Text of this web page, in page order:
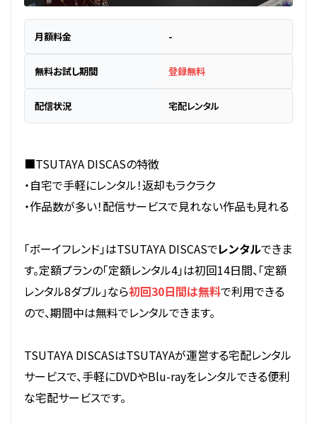
月額料金 -
無料お試し期間 登録無料
配信状況 宅配レンタル
■TSUTAYA DISCASの特徴
・自宅で手軽にレンタル！返却もラクラク
・作品数が多い！配信サービスで見れない作品も見れる
「ボーイフレンド」はTSUTAYA DISCASでレンタルできま
す。定額プランの「定額レンタル4」は初回14日間、「定額
レンタル8ダブル」なら初回30日間は無料で利用できる
ので、期間中は無料でレンタルできます。
TSUTAYA DISCASはTSUTAYAが運営する宅配レンタル
サービスで、手軽にDVDやBlu-rayをレンタルできる便利
な宅配サービスです。